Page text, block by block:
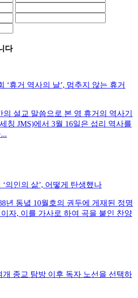
다
‘휴거 역사의 날’, 멈추지 않는 휴거
의 설교 말씀으로 본 영 휴거의 역사기
칭 JMS)에서 3월 16일은 섭리 역사를
의인의 삶’, 어떻게 탄생했나
년 동녘 10월호의 권두에 게재된 정명
자, 이를 가사로 하여 곡을 붙인 찬양
개 종교 탐방 이후 독자 노선을 선택하